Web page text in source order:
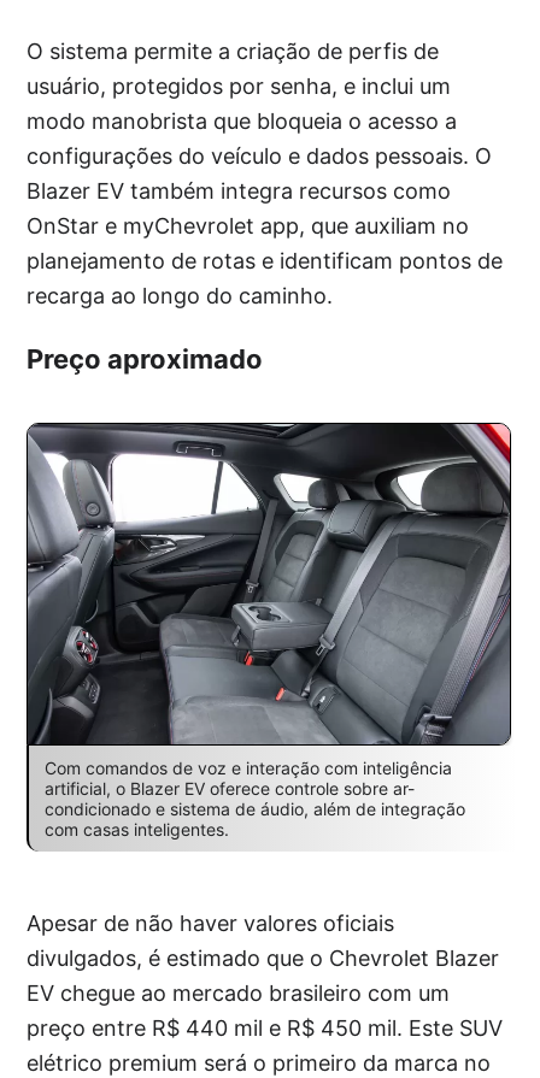
O sistema permite a criação de perfis de
usuário, protegidos por senha, e inclui um
modo manobrista que bloqueia o acesso a
configurações do veículo e dados pessoais. O
Blazer EV também integra recursos como
OnStar e myChevrolet app, que auxiliam no
planejamento de rotas e identificam pontos de
recarga ao longo do caminho.
Preço aproximado
Com comandos de voz e interação com inteligência
artificial, o Blazer EV oferece controle sobre ar-
condicionado e sistema de áudio, além de integração
com casas inteligentes.
Apesar de não haver valores oficiais
divulgados, é estimado que o Chevrolet Blazer
EV chegue ao mercado brasileiro com um
preço entre R$ 440 mil e R$ 450 mil. Este SUV
elétrico premium será o primeiro da marca no